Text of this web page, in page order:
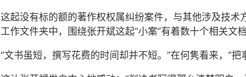
这起没有标的额的著作权权属纠纷案件，与其他涉及技
工作文件夹中，围绕张开斌这起“小案”有着数十个相关文
“文书虽短，撰写花费的时间却并不短。”在何隽看来，“